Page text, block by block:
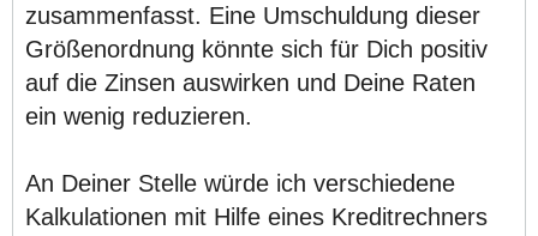
zusammenfasst. Eine Umschuldung dieser
Größenordnung könnte sich für Dich positiv
auf die Zinsen auswirken und Deine Raten
ein wenig reduzieren.
An Deiner Stelle würde ich verschiedene
Kalkulationen mit Hilfe eines Kreditrechners